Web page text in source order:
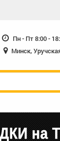
Пн - Пт 8:00 -
Минск,